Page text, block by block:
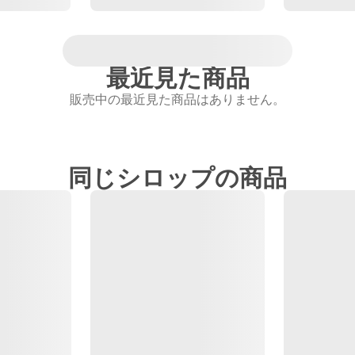
最近見た商品
販売中の最近見た商品はありません。
同じシロップの商品